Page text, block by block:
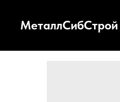
МеталлСибСтрой